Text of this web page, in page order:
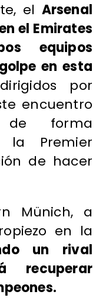
el Arsenal
el Emirates
equipos
en esta
por
encuentro
forma
la Premier
de hacer
Münich, a
en la
un rival
recuperar